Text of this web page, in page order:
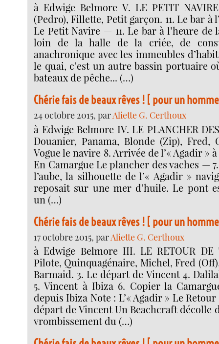
à Edwige Belmore V. LE PETIT
(Pedro), Fillette, Petit garçon. 11. Le bar à
Le Petit Navire — 11. Le bar à l’heure de
loin de la halle de la criée, de
anachronique avec les immeubles
le quai, c’est un autre bassin portuaire
bateaux de pêche... (…)
Chérie fais de beaux rêves ! [ pour un
24 octobre 2015, parAliette G. Certhoux
à Edwige Belmore IV. LE PLANCHER
Douanier, Panama, Blonde (Zip), Fred,
Vogue le navire 8. Arrivée de l’« Agadir »
En Camargue Le plancher des vaches —
l’aube, la silhouette de l’« Agadir »
reposait sur une mer d’huile. Le pont
un (…)
Chérie fais de beaux rêves ! [ pour un
17 octobre 2015, parAliette G. Certhoux
à Edwige Belmore III. LE RETOUR DE
Pilote, Quinquagénaire, Michel, Fred
Barmaid. 3. Le départ de Vincent 4.
5. Vincent à Ibiza 6. Copier la
depuis Ibiza Note : L’« Agadir » Le
départ de Vincent Un Beachcraft décolle
vrombissement du (…)